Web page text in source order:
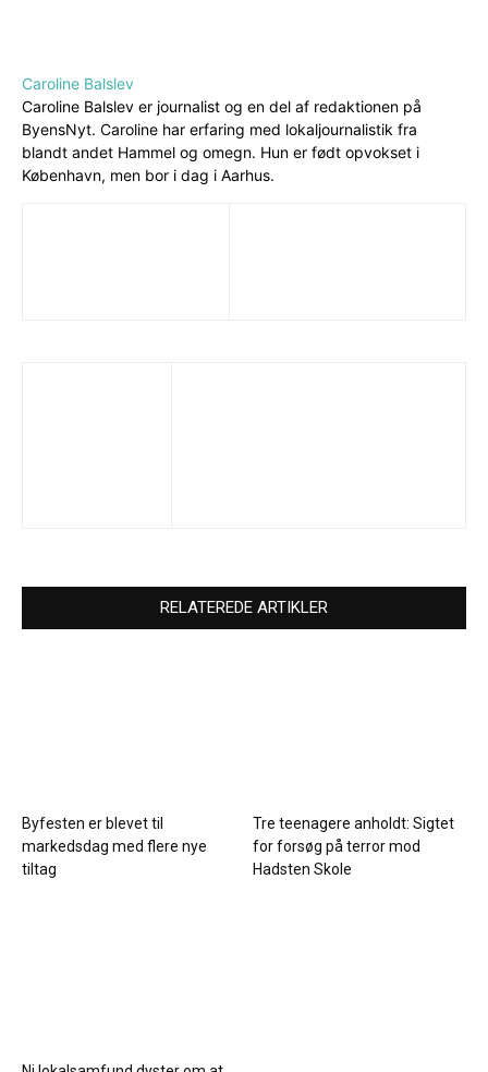
Caroline Balslev
Caroline Balslev er journalist og en del af redaktionen på
ByensNyt. Caroline har erfaring med lokaljournalistik fra
blandt andet Hammel og omegn. Hun er født opvokset i
København, men bor i dag i Aarhus.
RELATEREDE ARTIKLER
Byfesten er blevet til
markedsdag med flere nye
tiltag
Tre teenagere anholdt: Sigtet
for forsøg på terror mod
Hadsten Skole